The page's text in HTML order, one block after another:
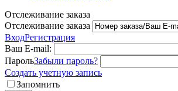
Отслеживание заказа
Отслеживание заказа
ВходРегистрация
Ваш E-mail:
ПарольЗабыли пароль?
Создать учетную запись
Запомнить